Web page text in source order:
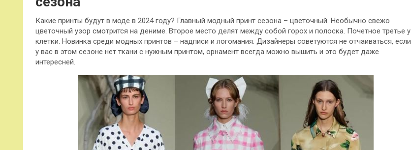
Какие принты будут в моде в 2024 году? Главный модный принт сезона – цветочный. Необычно свежо
цветочный узор смотрится на дениме. Второе место делят между собой горох и полоска. Почетное третье у
клетки. Новинка среди модных принтов – надписи и логомания. Дизайнеры советуются не отчаиваться, если
у вас в этом сезоне нет ткани с нужным принтом, орнамент всегда можно вышить и это будет даже
интересней.